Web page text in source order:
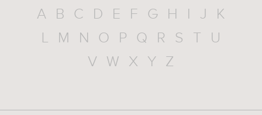
A B C D E F G H I J
K
L
M N O P Q R S T
U
V
W X Y Z